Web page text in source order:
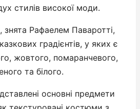
стилів високої моди.
знята Рафаелем Паваротті,
градієнтів, у яких є
жовтого, помаранчевого,
та білого.
основні предмети